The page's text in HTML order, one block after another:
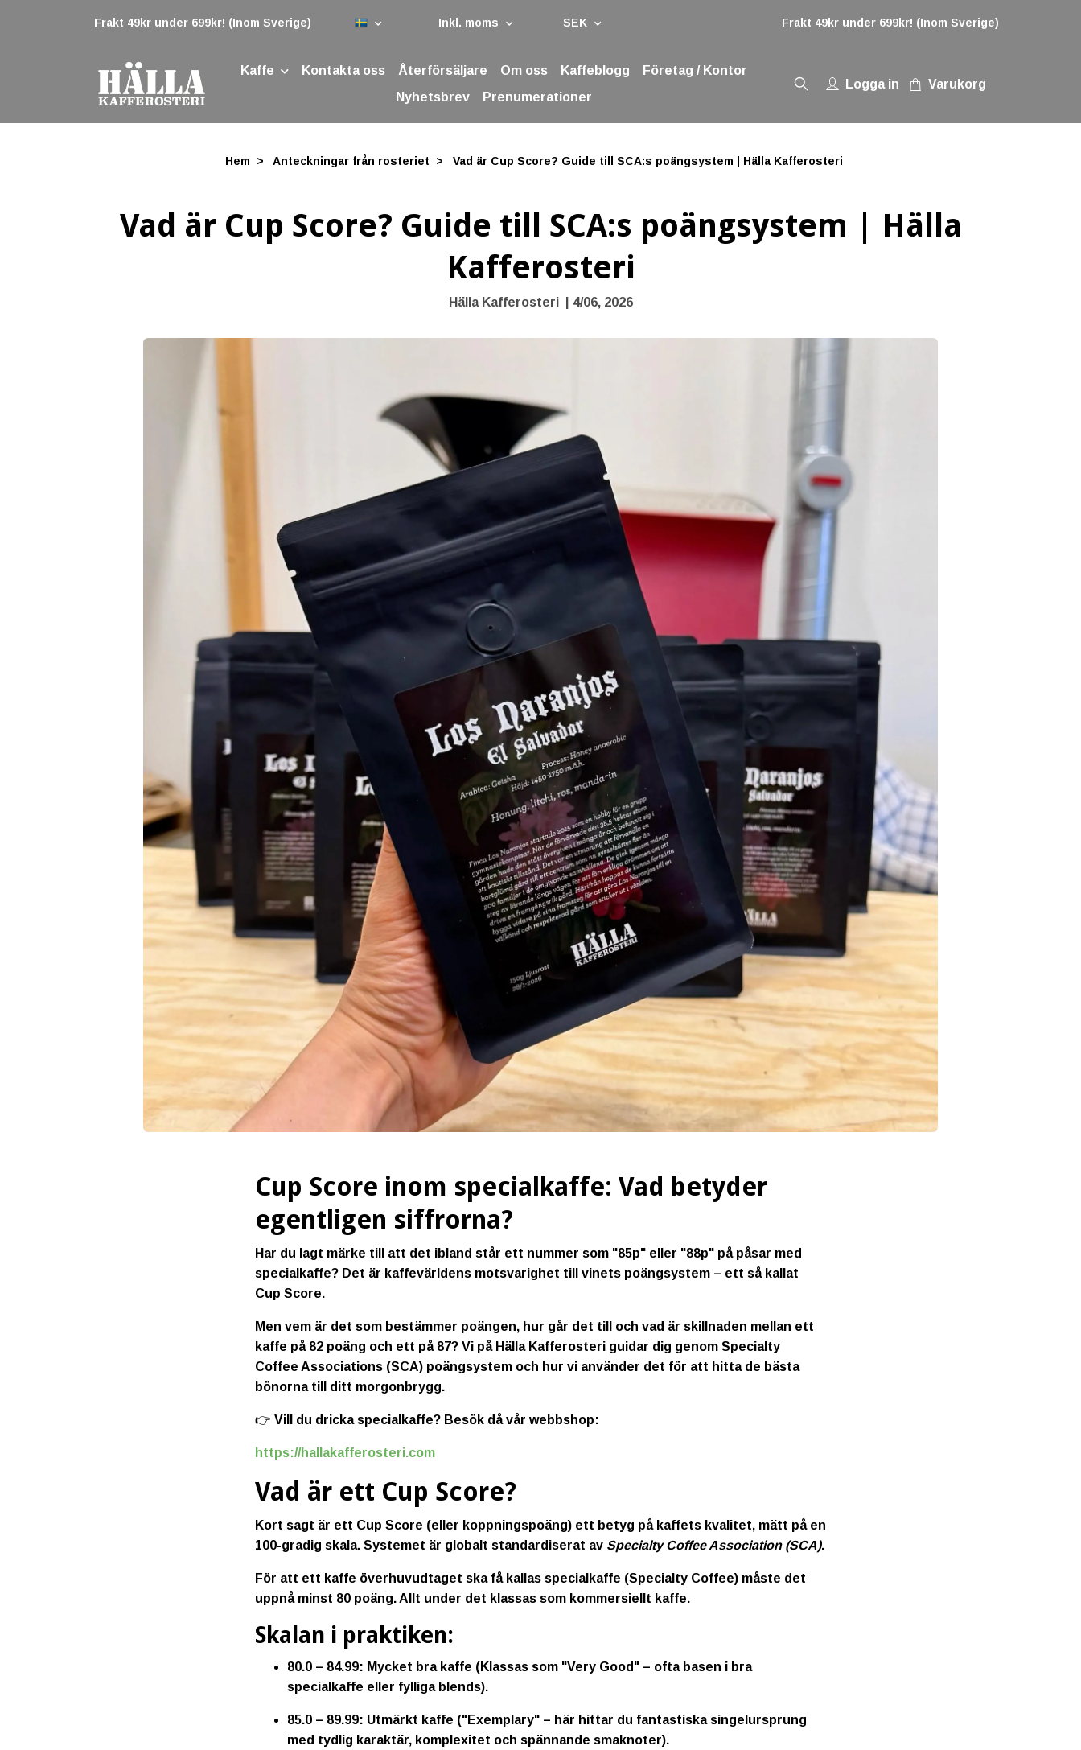
Frakt 49kr under 699kr! (Inom Sverige) Inkl. moms SEK Frakt 49kr under 699kr! (Inom Sverige)
Kaffe Kontakta oss Återförsäljare Om oss Kaffeblogg
Företag / Kontor
Nyhetsbrev
Prenumerationer
Logga in Varukorg
Hem Anteckningar från rosteriet Vad är Cup Score? Guide till SCA:s poängsystem | Hälla Kafferosteri
Vad är Cup Score? Guide till SCA:s poängsystem | Hälla
Kafferosteri
Hälla Kafferosteri 4/06, 2026
Cup Score inom specialkaffe: Vad betyder
egentligen siffrorna?
Har du lagt märke till att det ibland står ett nummer som "85p" eller "88p" på påsar med
specialkaffe? Det är kaffevärldens motsvarighet till vinets poängsystem – ett så kallat
Cup Score.
Men vem är det som bestämmer poängen, hur går det till och vad är skillnaden mellan ett
kaffe på 82 poäng och ett på 87? Vi på Hälla Kafferosteri guidar dig genom Specialty
Coffee Associations (SCA) poängsystem och hur vi använder det för att hitta de bästa
bönorna till ditt morgonbrygg.
👉 Vill du dricka specialkaffe? Besök då vår webbshop:
https://hallakafferosteri.com
Vad är ett Cup Score?
Kort sagt är ett Cup Score (eller koppningspoäng) ett betyg på kaffets kvalitet, mätt på en
100-gradig skala. Systemet är globalt standardiserat av Specialty Coffee Association (SCA).
För att ett kaffe överhuvudtaget ska få kallas specialkaffe (Specialty Coffee) måste det
uppnå minst 80 poäng. Allt under det klassas som kommersiellt kaffe.
Skalan i praktiken:
80.0 – 84.99: Mycket bra kaffe (Klassas som "Very Good" – ofta basen i bra
specialkaffe eller fylliga blends).
85.0 – 89.99: Utmärkt kaffe ("Exemplary" – här hittar du fantastiska singelursprung
med tydlig karaktär, komplexitet och spännande smaknoter).